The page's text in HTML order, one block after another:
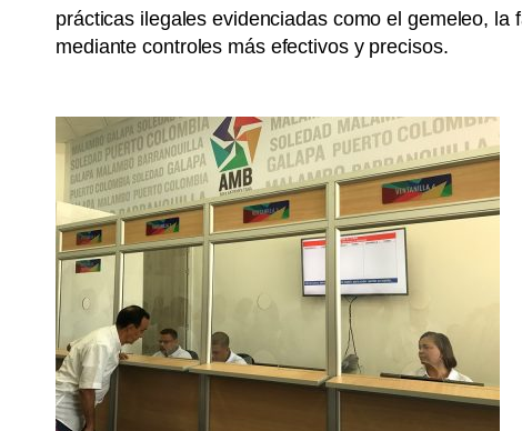
prácticas ilegales evidenciadas como el gemeleo,
mediante controles más efectivos y precisos.